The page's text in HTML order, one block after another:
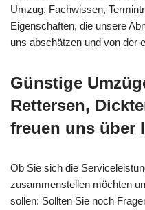
Umzug. Fachwissen,
Eigenschaften, die unsere
uns abschätzen und von der
Günstige
Rettersen,
freuen uns über
Ob Sie sich die
zusammenstellen möchten
sollen: Sollten Sie noch